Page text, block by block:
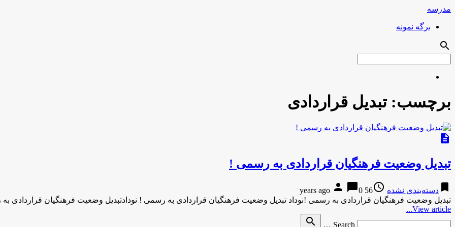
مدرسه
برگه نمونه
search
برچسب:تبدیل قراردادی
description
تبدیل وضعیت فرهنگیان قراردادی به رسمی !
bookmark دسته‌بندی نشده access_time
56 years ago
person chat_bubble0
تبدیل وضعیت فرهنگیان قراردادی به رسمی !نوداد تبدیل وضعیت فرهنگیان قراردادی به رسمی ! نودادتبدیل وضعیت فرهنگیان قراردادی
View article...
Search …
search